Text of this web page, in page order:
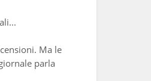
Ma le
parla